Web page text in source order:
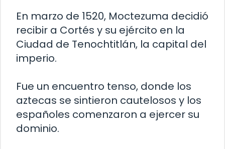
En marzo de 1520, Moctezuma decidió
recibir a Cortés y su ejército en la
Ciudad de Tenochtitlán, la capital del
imperio.
Fue un encuentro tenso, donde los
aztecas se sintieron cautelosos y los
españoles comenzaron a ejercer su
dominio.